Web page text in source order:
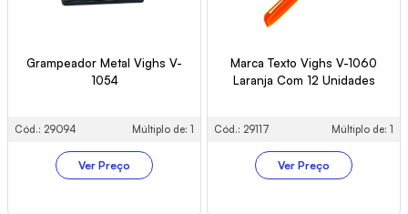
Grampeador Metal Vighs V-
1054
Cód.: 29094 Múltiplo de: 1
Ver Preço
Marca Texto Vighs V-1060
Laranja Com 12 Unidades
Cód.: 29117 Múltiplo de: 1
Ver Preço